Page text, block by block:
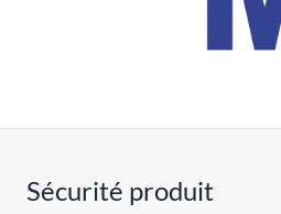
Sécurité produit